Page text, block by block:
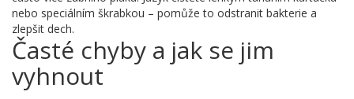
nebo speciálním škrabkou – pomůže to odstranit bakterie a
zlepšit dech.
Časté chyby a jak se jim
vyhnout